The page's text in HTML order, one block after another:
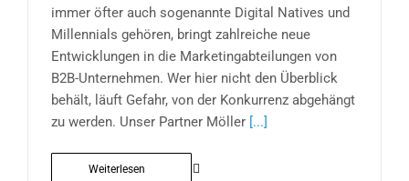
immer öfter auch sogenannte Digital Natives und
Millennials gehören, bringt zahlreiche neue
Entwicklungen in die Marketingabteilungen von
B2B-Unternehmen. Wer hier nicht den Überblick
behält, läuft Gefahr, von der Konkurrenz abgehängt
zu werden. Unser Partner Möller [...]
Weiterlesen